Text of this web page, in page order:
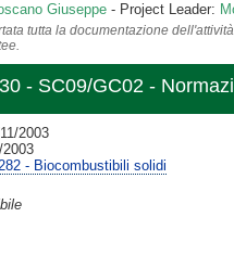
Giuseppe- Project Leader:
tutta la documentazione
- SC09/GC02 -
2003
- Biocombustibili solidi